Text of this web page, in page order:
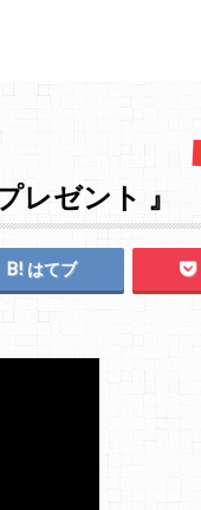
レゼント 』
はてブ